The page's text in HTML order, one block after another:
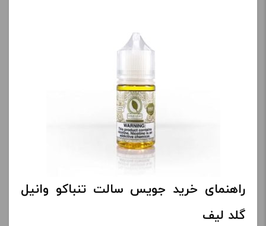
راهنمای خرید جویس سالت تنباکو وانیل
گلد لیف